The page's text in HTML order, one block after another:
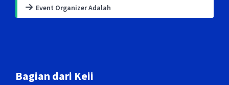
Event Organizer Adalah
Bagian dari Keii